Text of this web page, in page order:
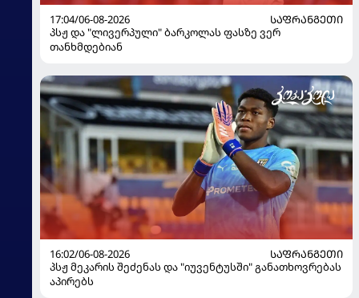
17:04/06-08-2026
ᲡᲐᲤᲠᲐᲜᲒᲔᲗᲘ
პსჟ და "ლივერპული" ბარკოლას ფასზე ვერ
თანხმდებიან
16:02/06-08-2026
ᲡᲐᲤᲠᲐᲜᲒᲔᲗᲘ
პსჟ მეკარის შეძენას და "იუვენტუსში" განათხოვრებას
აპირებს